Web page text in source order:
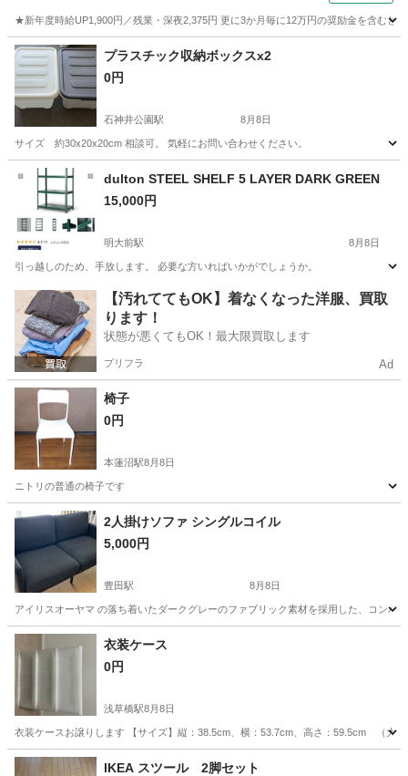
★新年度時給UP1,900円／残業・深夜2,375円 更に3か月毎に12万円の奨励金を含む
神奈川 藤沢市 その他
プラスチック収納ボックスx2
0円
石神井公園駅 8月8日
サイズ 約30x20x20cm 相談可。 気軽にお問い合わせください。
東京 練馬区
dulton STEEL SHELF 5 LAYER DARK GREEN
15,000円
明大前駅 8月8日
引っ越しのため、手放します。 必要な方いればいかがでしょうか。
東京 世田谷区 明大前駅 収納家具
【汚れててもOK】着なくなった洋服、買取
ります！
状態が悪くてもOK！最大限買取します
プリフラ Ad
椅子
0円
本蓮沼駅8月8日
ニトリの普通の椅子です
東京 北区 本蓮沼駅 ニトリ
2人掛けソファ シングルコイル
5,000円
豊田駅 8月8日
アイリスオーヤマ の落ち着いたダークグレーのファブリック素材を採用した、コン
東京 日野市 豊田駅
衣装ケース
0円
浅草橋駅8月8日
衣装ケースお譲りします 【サイズ】縦：38.5cm、横：53.7cm、高さ：59.5cm （大
東京 台東区 ケース
IKEA スツール 2脚セット